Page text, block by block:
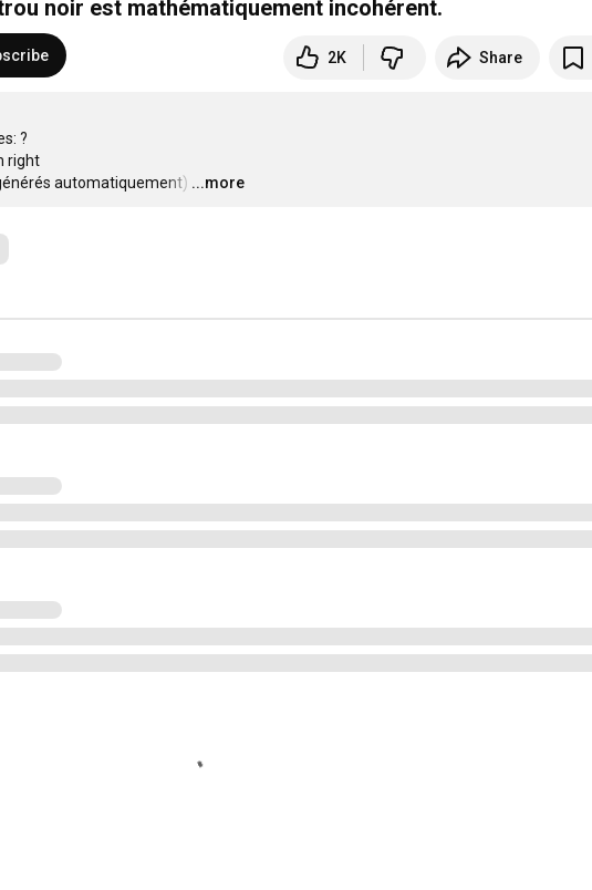
noir est mathématiquement incohérent.
2K Share
?
right
automatiquement) …
...more